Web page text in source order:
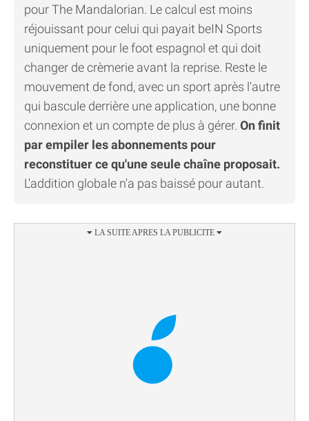
pour The Mandalorian. Le calcul est moins
réjouissant pour celui qui payait beIN Sports
uniquement pour le foot espagnol et qui doit
changer de crèmerie avant la reprise. Reste le
mouvement de fond, avec un sport après l'autre
qui bascule derrière une application, une bonne
connexion et un compte de plus à gérer. On finit
par empiler les abonnements pour
reconstituer ce qu'une seule chaîne proposait.
L'addition globale n'a pas baissé pour autant.